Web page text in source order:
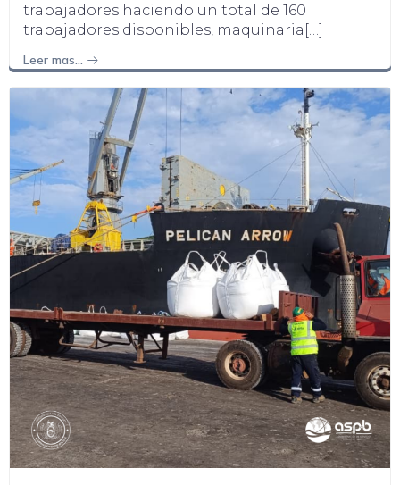
trabajadores haciendo un total de 160
trabajadores disponibles, maquinaria[…]
Leer mas…